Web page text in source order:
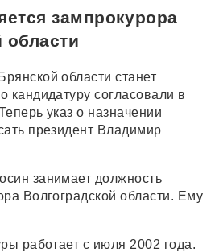
зампрокурора
области
области станет
кандидатуру согласовали в
указ о назначении
президент Владимир
занимает должность
Волгоградской области. Ему
работает с июля 2002 года.